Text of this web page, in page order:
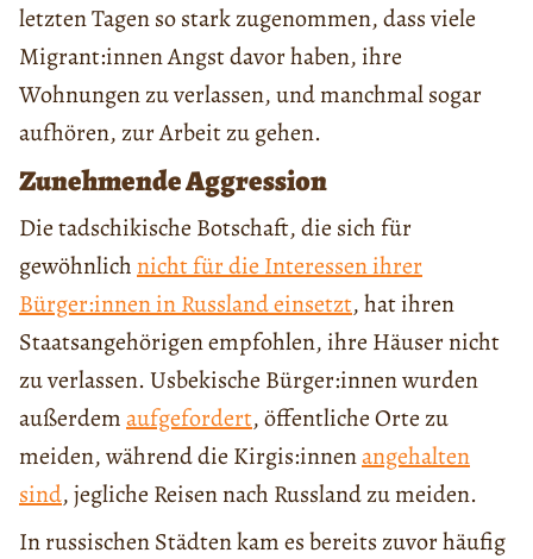
letzten Tagen so stark zugenommen, dass viele
Migrant:innen Angst davor haben, ihre
Wohnungen zu verlassen, und manchmal sogar
aufhören, zur Arbeit zu gehen.
Zunehmende Aggression
Die tadschikische Botschaft, die sich für
gewöhnlichnicht für die Interessen ihrer
Bürger:innen in Russland einsetzt, hat ihren
Staatsangehörigen empfohlen, ihre Häuser nicht
zu verlassen. Usbekische Bürger:innen wurden
außerdemaufgefordert, öffentliche Orte zu
meiden, während die Kirgis:innenangehalten
sind, jegliche Reisen nach Russland zu meiden.
In russischen Städten kam es bereits zuvor häufig